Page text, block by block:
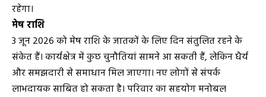
रहेगा।
मेष राशि
3 जून 2026 को मेष राशि के जातकों के लिए दिन संतुलित रहने के
संकेत हैं। कार्यक्षेत्र में कुछ चुनौतियां सामने आ सकती हैं, लेकिन धैर्य
और समझदारी से समाधान मिल जाएगा। नए लोगों से संपर्क
लाभदायक साबित हो सकता है। परिवार का सहयोग मनोबल